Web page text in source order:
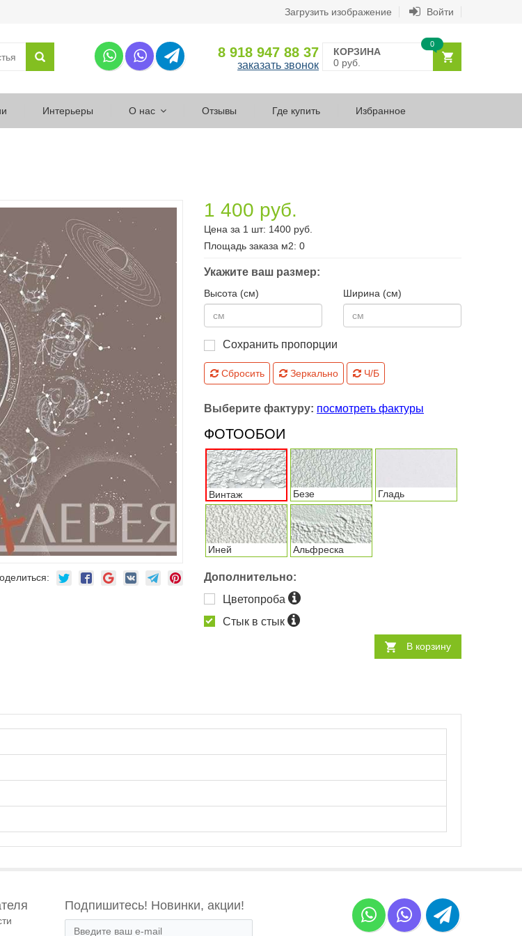
Загрузить изображение Войти
8 918 947 88 37
заказать звонок
КОРЗИНА
0 руб.
0
Интерьеры О нас Отзывы Где купить Избранное
1 400 руб.
Цена за 1 шт: 1400 руб.
Площадь заказа м2: 0
Укажите ваш размер:
Высота (см) Ширина (см)
Сохранить пропорции
Сбросить Зеркально Ч/Б
Выберите фактуру: посмотреть фактуры
ФОТООБОИ
Винтаж Безе Гладь
Иней Альфреска
Дополнительно:
Цветопроба
Стык в стык
В корзину
Подпишитесь! Новинки, акции!